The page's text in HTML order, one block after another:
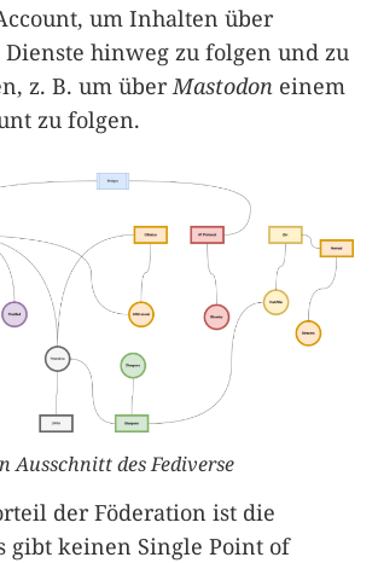
um Inhalten über
hinweg zu folgen und zu
z. B. um über Mastodon einem
zu folgen.
Ausschnitt des Fediverse
der Föderation ist die
gibt keinen Single Point of